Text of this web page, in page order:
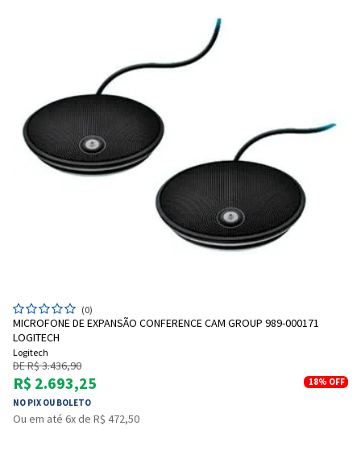
(0)
MICROFONE DE EXPANSÃO CONFERENCE CAM GROUP 989-000171
LOGITECH
Logitech
DE R$ 3.436,90
R$ 2.693,25
NO PIX OU BOLETO
18% OFF
Ou em até 6x de R$ 472,50